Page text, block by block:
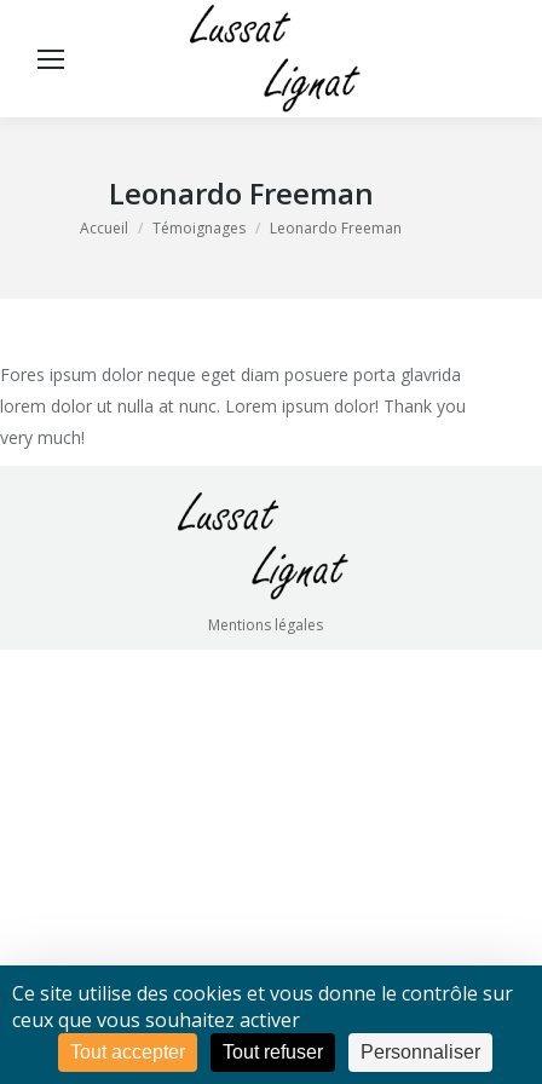
Leonardo Freeman
Vous êtes ici :
Accueil Témoignages Leonardo Freeman
Fores ipsum dolor neque eget diam posuere porta glavrida
lorem dolor ut nulla at nunc. Lorem ipsum dolor! Thank you
very much!
Mentions légales
Panneau de gestion des cookies
Ce site utilise des cookies et vous donne le contrôle sur
ceux que vous souhaitez activer
Tout accepter Tout refuser Personnaliser